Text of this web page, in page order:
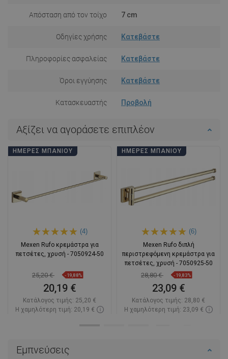
Απόσταση από τον τοίχο 7 cm
Οδηγίες χρήσης Κατεβάστε
Πληροφορίες ασφαλείας Κατεβάστε
Όροι εγγύησης Κατεβάστε
Κατασκευαστής Προβολή
Αξίζει να αγοράσετε επιπλέον
ΗΜΈΡΕΣ ΜΠΆΝΙΟΥ
(4)
Mexen Rufo κρεμάστρα για
πετσέτες, χρυσή - 7050924-50
25,20 € -19,88%
20,19 €
Κατάλογος τιμής: 25,20 €
Η χαμηλότερη τιμή: 20,19 €
ΗΜΈΡΕΣ ΜΠΆΝΙΟΥ
(6)
Mexen Rufo διπλή
περιστρεφόμενη κρεμάστρα για
πετσέτες, χρυσή - 7050925-50
28,80 € -19,83%
23,09 €
Κατάλογος τιμής: 28,80 €
Η χαμηλότερη τιμή: 23,09 €
Εμπνεύσεις